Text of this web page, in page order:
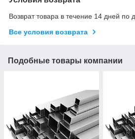
Возврат товара в течение 14 дней по
Все условия возврата
Подобные товары компании